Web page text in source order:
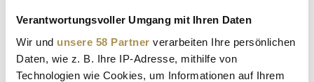
Verantwortungsvoller Umgang mit Ihren Daten
Wir und unsere 58 Partner verarbeiten Ihre persönlichen
Daten, wie z. B. Ihre IP-Adresse, mithilfe von
Technologien wie Cookies, um Informationen auf Ihrem